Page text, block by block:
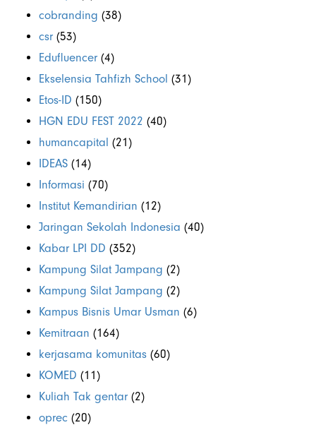
cobranding (38)
csr (53)
Edufluencer (4)
Ekselensia Tahfizh School (31)
Etos-ID (150)
HGN EDU FEST 2022 (40)
humancapital (21)
IDEAS (14)
Informasi (70)
Institut Kemandirian (12)
Jaringan Sekolah Indonesia (40)
Kabar LPI DD (352)
Kampung Silat Jampang (2)
Kampung Silat Jampang (2)
Kampus Bisnis Umar Usman (6)
Kemitraan (164)
kerjasama komunitas (60)
KOMED (11)
Kuliah Tak gentar (2)
oprec (20)